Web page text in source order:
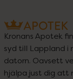
Kronans Apotek
syd till Lappland i
datorn. Oavsett
hjälpa just dig att